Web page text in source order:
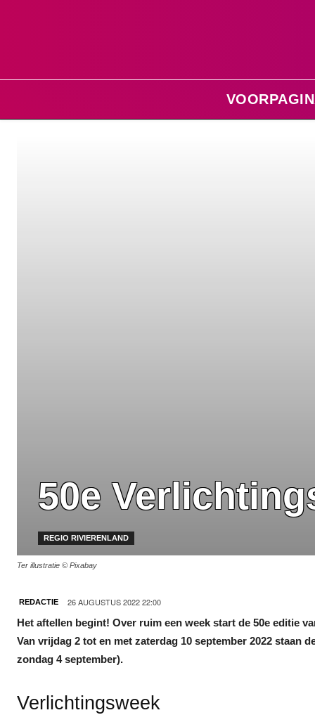
50e
REGIO RIVIERENLAND
Ter illustratie © Pixabay
REDACTIE 26 AUGUSTUS 2022 22:00
Het aftellen begint! Over ruim een week start de 50e editie
Van vrijdag 2 tot en met zaterdag 10 september 2022 staan
zondag 4 september).
Verlichtingsweek